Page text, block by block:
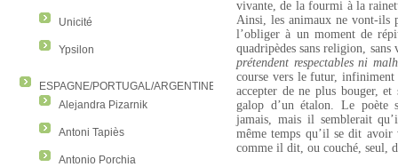
Unicité
Ypsilon
ESPAGNE/PORTUGAL/ARGENTINE/COLOMBIE
Alejandra Pizarnik
Antoni Tapiès
Antonio Porchia
vivante, de la fourmi à la
Ainsi, les animaux ne vont-ils
l’obliger à un moment de
quadripèdes sans religion,
prétendent respectables ni
course vers le futur, infiniment
accepter de ne plus bouger,
galop d’un étalon. Le poète
jamais, mais il semblerait
même temps qu’il se dit
comme il dit, ou couché, seul,